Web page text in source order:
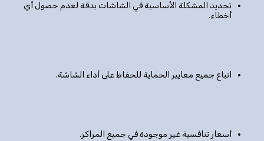
تحديد المشكلة الأساسية في الشاشات بدقة لعدم حصول أي
أخطاء.
اتباع جميع معايير الحماية للحفاظ على أداء الشاشة.
أسعار تنافسية غير موجودة في جميع المراكز.